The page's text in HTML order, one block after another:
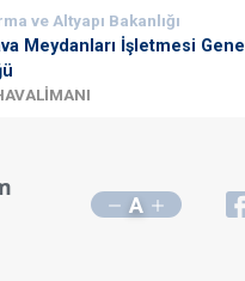
ve Altyapı Bakanlığı
Meydanları İşletmesi Genel
A